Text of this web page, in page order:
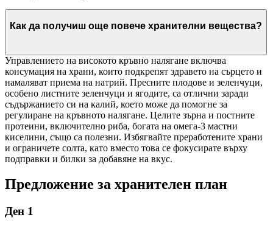
Как да получиш още повече хранителни вещества?
Управлението на високото кръвно налягане включва
консумация на храни, които подкрепят здравето на сърцето и
намаляват приема на натрий. Пресните плодове и зеленчуци,
особено листните зеленчуци и ягодите, са отлични заради
съдържанието си на калий, което може да помогне за
регулиране на кръвното налягане. Целите зърна и постните
протеини, включително риба, богата на омега-3 мастни
киселини, също са полезни. Избягвайте преработените храни
и ограничете солта, като вместо това се фокусирате върху
подправки и билки за добавяне на вкус.
Предложение за хранителен план
Ден 1